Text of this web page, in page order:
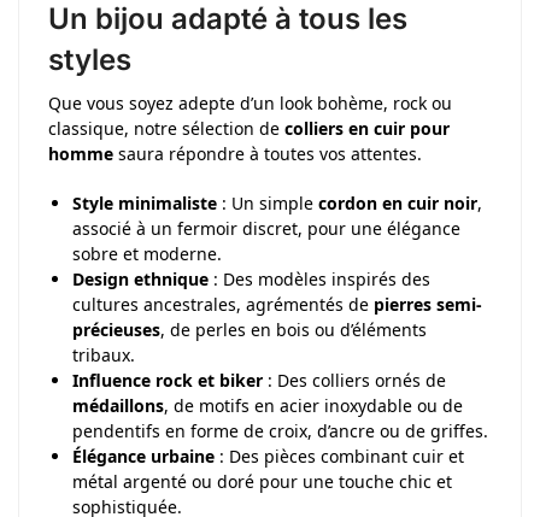
Un bijou adapté à tous les
styles
Que vous soyez adepte d’un look bohème, rock ou
classique, notre sélection de colliers en cuir pour
homme saura répondre à toutes vos attentes.
Style minimaliste : Un simple cordon en cuir noir,
associé à un fermoir discret, pour une élégance
sobre et moderne.
Design ethnique : Des modèles inspirés des
cultures ancestrales, agrémentés de pierres semi-
précieuses, de perles en bois ou d’éléments
tribaux.
Influence rock et biker : Des colliers ornés de
médaillons, de motifs en acier inoxydable ou de
pendentifs en forme de croix, d’ancre ou de griffes.
Élégance urbaine : Des pièces combinant cuir et
métal argenté ou doré pour une touche chic et
sophistiquée.